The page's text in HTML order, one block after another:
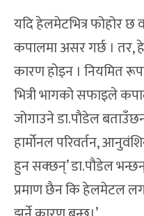
यदि हेलमेटभित्र फोहोर
कपालमा असर गर्छ । तर,
कारण होइन । नियमित
भित्री भागको सफाइले
जोगाउने डा.पौडेल
हार्मोनल परिवर्तन,
हुन सक्छन्’ डा.पौडेल
प्रमाण छैन कि हेलमेटल